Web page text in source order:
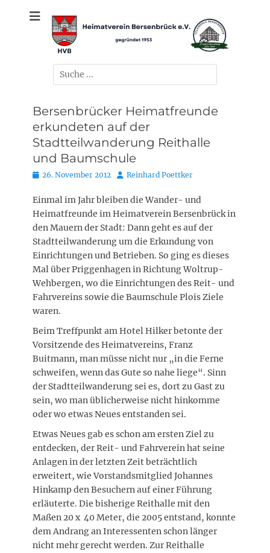
Heimatverein
Bersenbrück e.V.
gegründet 1953
Suchen
nach:
Bersenbrücker Heimatfreunde
erkundeten auf der
Stadtteilwanderung Reithalle
und Baumschule
Posted
26. November 2012 AutorReinhard Poettker
Einmal im Jahr bleiben die Wander- und
Heimatfreunde im Heimatverein Bersenbrück in
den Mauern der Stadt: Dann geht es auf der
Stadtteilwanderung um die Erkundung von
Einrichtungen und Betrieben. So ging es dieses
Mal über Priggenhagen in Richtung Woltrup-
Wehbergen, wo die Einrichtungen des Reit- und
Fahrvereins sowie die Baumschule Plois Ziele
waren.
Beim Treffpunkt am Hotel Hilker betonte der
Vorsitzende des Heimatvereins, Franz
Buitmann, man müsse nicht nur „in die Ferne
schweifen, wenn das Gute so nahe liege“. Sinn
der Stadtteilwanderung sei es, dort zu Gast zu
sein, wo man üblicherweise nicht hinkomme
oder wo etwas Neues entstanden sei.
Etwas Neues gab es schon am ersten Ziel zu
entdecken, der Reit- und Fahrverein hat seine
Anlagen in der letzten Zeit beträchtlich
erweitert, wie Vorstandsmitglied Johannes
Hinkamp den Besuchern auf einer Führung
erläuterte. Die bisherige Reithalle mit den
Maßen 20 x 40 Meter, die 2005 entstand, konnte
dem Andrang an Interessenten schon länger
nicht mehr gerecht werden. Zur Reithalle